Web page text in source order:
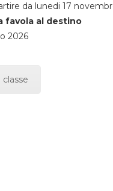
da lunedi 17
favola al destino
2026